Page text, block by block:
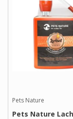
Pets Nature
Pets Nature